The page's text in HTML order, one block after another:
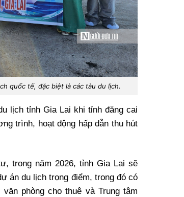
quốc tế, đặc biệt là các tàu du lịch.
lịch tỉnh Gia Lai khi tỉnh đăng cai
trình, hoạt động hấp dẫn thu hút
trong năm 2026, tỉnh Gia Lai sẽ
án du lịch trọng điểm, trong đó có
phòng cho thuê và Trung tâm